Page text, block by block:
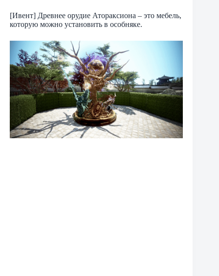
[Ивент] Древнее орудие Атораксиона – это мебель,
которую можно установить в особняке.